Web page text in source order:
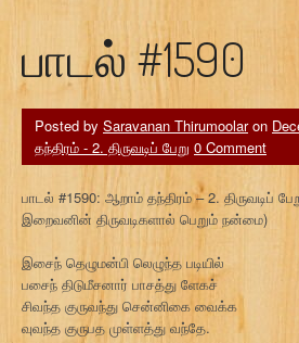
பாடல் #1590
Posted by Saravanan Thirumoolaron
தந்திரம் - 2. திருவடிப் பேறு 0 Comment
பாடல் #1590: ஆறாம் தந்திரம் – 2. திருவடிப்
இறைவனின் திருவடிகளால் பெறும் நன்மை)
இசைந் தெழுமன்பி லெழுந்த படியில்
பசைந் திடுமீசனார் பாசத்து ளேகச்
சிவந்த குருவந்து சென்னிகை வைக்க
வுவந்த குருபத முள்ளத்து வந்தே.